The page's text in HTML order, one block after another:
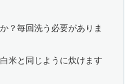
？毎回洗う必要がありま
米と同じように炊けます